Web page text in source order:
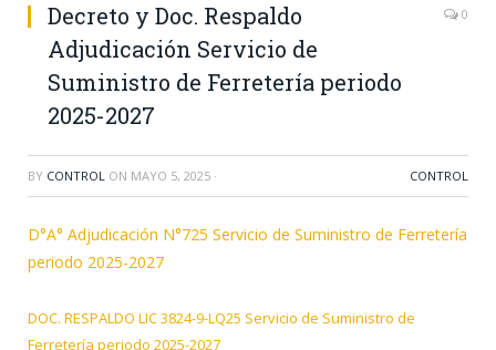
Decreto y Doc. Respaldo
Adjudicación Servicio de
Suministro de Ferretería periodo
2025-2027
0
BY CONTROL ON MAYO 5, 2025 · CONTROL
D°A° Adjudicación N°725 Servicio de Suministro de Ferretería
periodo 2025-2027
DOC. RESPALDO LIC 3824-9-LQ25 Servicio de Suministro de
Ferretería periodo 2025-2027